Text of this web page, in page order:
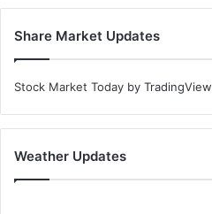
Share Market Updates
Stock Market Today by TradingView
Weather Updates